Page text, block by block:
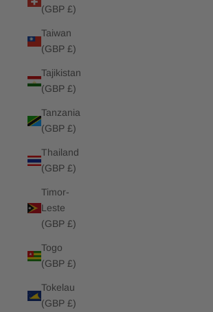
(GBP £)
Taiwan
(GBP £)
Tajikistan
(GBP £)
Tanzania
(GBP £)
Thailand
(GBP £)
Timor-
Leste
(GBP £)
Togo
(GBP £)
Tokelau
(GBP £)